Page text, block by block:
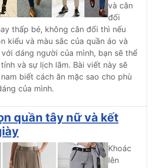
và cân
đối
thấp bé, không cân đối thì nếu
kiểu và màu sắc của quần áo và
dáng người của mình, bạn sẽ thể
và sự lịch lãm. Bài viết này sẽ
biết cách ăn mặc sao cho phù
của mình.
quần tây nữ và kết
Khoác
lên